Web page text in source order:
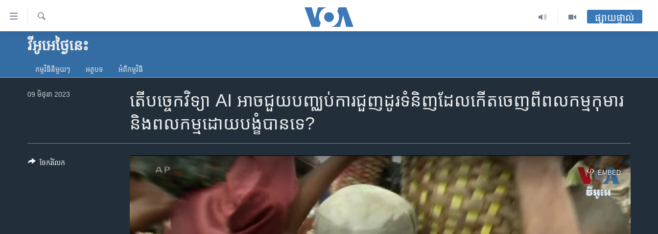
ទៅ​
គេហទំព័រ​
ទាក់ទង
និង​អាមេរិក
ទូរទស្សន៍ / វីដេអូ​
ស្វែង​
រក
ផ្សាយផ្ទាល់
វីអូអេថ្ងៃនេះ
កម្មវិធី​នីមួយៗ អត្ថបទ​ អំពី​កម្មវិធី​
តើ​បច្ចេកវិទ្យា AI អាច​ជួយ​បញ្ឈប់​ការ​ជួញដូរ​ទំនិញ​ដែល​កើត​ចេញ​ពី​ពលកម្ម​កុមារ​
និង​ពលកម្ម​ដោយ​បង្ខំ​បាន​ទេ?
09 មិថុនា 2023
EMBED
ចែករំលែក